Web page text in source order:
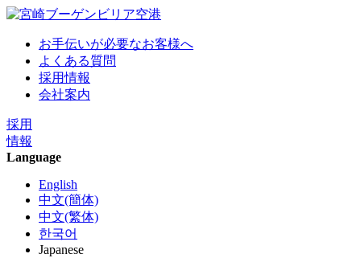
お手伝いが必要なお客様へ
よくある質問
採用情報
会社案内
採用
情報
Language
English
中文(簡体)
中文(繁体)
한국어
Japanese